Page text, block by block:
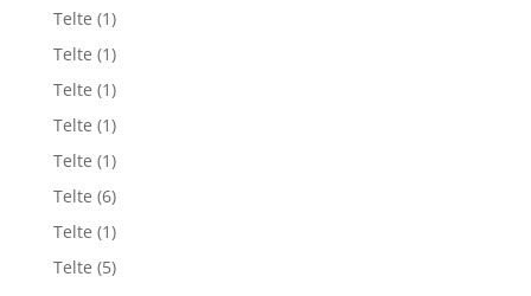
Telte (1)
Telte (1)
Telte (1)
Telte (1)
Telte (1)
Telte (6)
Telte (1)
Telte (5)